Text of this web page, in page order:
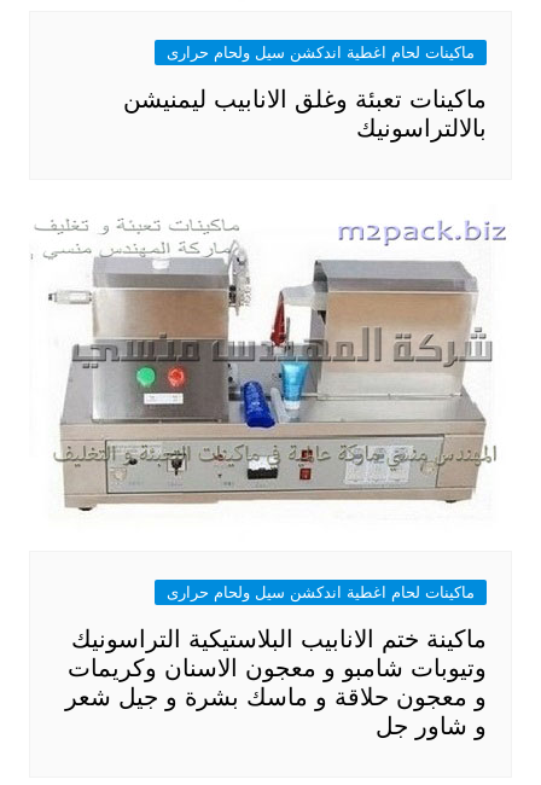
ماكينات لحام اغطية اندكشن سيل ولحام حرارى
ماكينات تعبئة وغلق الانابيب ليمنيشن
بالالتراسونيك
ماكينات لحام اغطية اندكشن سيل ولحام حرارى
ماكينة ختم الانابيب البلاستيكية التراسونيك
وتيوبات شامبو و معجون الاسنان وكريمات
و معجون حلاقة و ماسك بشرة و جيل شعر
و شاور جل